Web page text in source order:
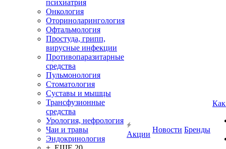
психиатрия
Онкология
Оториноларингология
Офтальмология
Простуда, грипп,
вирусные инфекции
Противопаразитарные
средства
Пульмонология
Стоматология
Суставы и мышцы
Трансфузионные
средства
Урология, нефрология
Чаи и травы
Эндокринология
Акции
Новости Бренды